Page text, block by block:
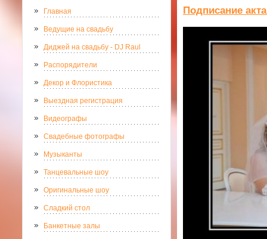
Главная
Ведущие на свадьбу
Диджей на свадьбу - DJ Raul
Распорядители
Декор и Флористика
Выездная регистрация
Видеографы
Свадебные фотографы
Музыканты
Танцевальные шоу
Оригинальные шоу
Сладкий стол
Банкетные залы
Подписание